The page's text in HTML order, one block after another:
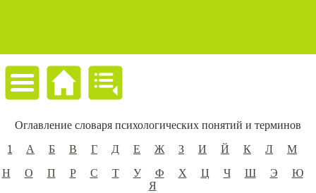
Оглавление словаря психологических понятий и терминов
1
А Б В Г Д Е Ж З И Й К Л
М
Н
О П Р С Т У Ф Х Ц Ч Ш Э
Ю
Я